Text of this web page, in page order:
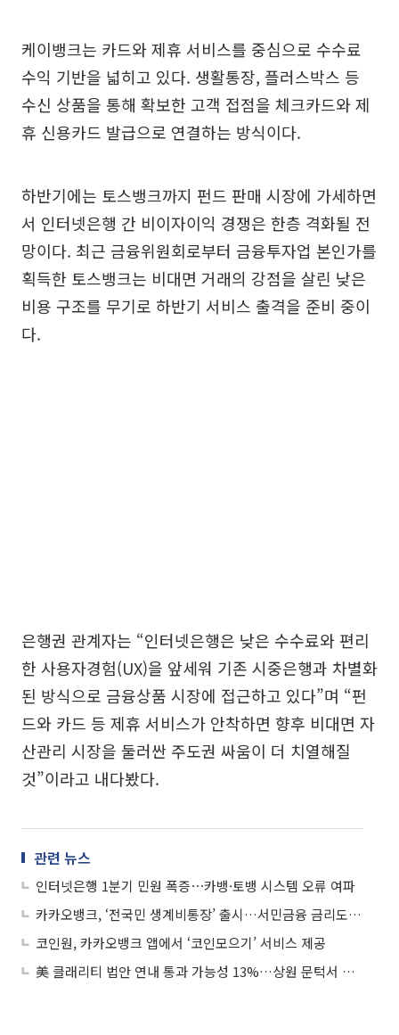
케이뱅크는 카드와 제휴 서비스를 중심으로 수수료
수익 기반을 넓히고 있다. 생활통장, 플러스박스 등
수신 상품을 통해 확보한 고객 접점을 체크카드와 제
휴 신용카드 발급으로 연결하는 방식이다.
하반기에는 토스뱅크까지 펀드 판매 시장에 가세하면
서 인터넷은행 간 비이자이익 경쟁은 한층 격화될 전
망이다. 최근 금융위원회로부터 금융투자업 본인가를
획득한 토스뱅크는 비대면 거래의 강점을 살린 낮은
비용 구조를 무기로 하반기 서비스 출격을 준비 중이
다.
은행권 관계자는 “인터넷은행은 낮은 수수료와 편리
한 사용자경험(UX)을 앞세워 기존 시중은행과 차별화
된 방식으로 금융상품 시장에 접근하고 있다”며 “펀
드와 카드 등 제휴 서비스가 안착하면 향후 비대면 자
산관리 시장을 둘러싼 주도권 싸움이 더 치열해질
것”이라고 내다봤다.
관련 뉴스
인터넷은행 1분기 민원 폭증⋯카뱅·토뱅 시스템 오류 여파
카카오뱅크, ‘전국민 생계비통장’ 출시…서민금융 금리도 인하
코인원, 카카오뱅크 앱에서 ‘코인모으기’ 서비스 제공
美 클래리티 법안 연내 통과 가능성 13%…상원 문턱서 제동